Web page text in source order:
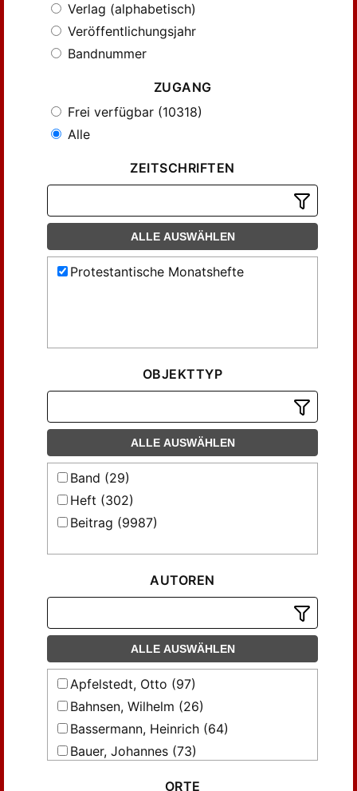
Verlag (alphabetisch)
Veröffentlichungsjahr
Bandnummer
ZUGANG
Frei verfügbar (10318)
Alle
ZEITSCHRIFTEN
ALLE AUSWÄHLEN
Protestantische Monatshefte
OBJEKTTYP
ALLE AUSWÄHLEN
Band (29)
Heft (302)
Beitrag (9987)
AUTOREN
ALLE AUSWÄHLEN
Apfelstedt, Otto (97)
Bahnsen, Wilhelm (26)
Bassermann, Heinrich (64)
Bauer, Johannes (73)
ORTE